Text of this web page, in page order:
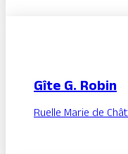
Gîte G. Robin
Ruelle Marie de